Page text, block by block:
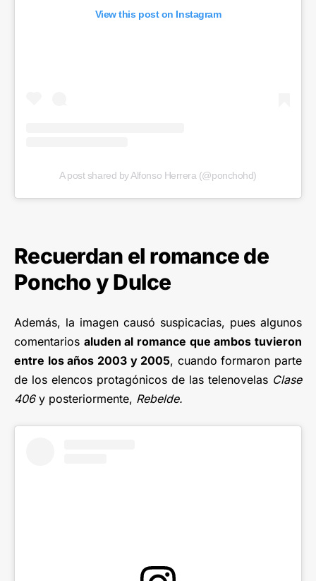
View this post on Instagram
A post shared by Alfonso Herrera (@ponchohd)
Recuerdan el romance de
Poncho y Dulce
Además, la imagen causó suspicacias, pues algunos
comentarios aluden al romance que ambos tuvieron
entre los años 2003 y 2005, cuando formaron parte
de los elencos protagónicos de las telenovelas Clase
406 y posteriormente, Rebelde.